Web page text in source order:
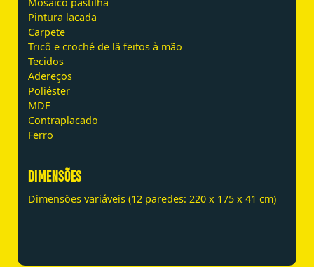
Pintura lacada
Carpete
Tricô e croché de lã feitos à mão
Tecidos
Adereços
Poliéster
MDF
Contraplacado
Ferro
DIMENSÕES
Dimensões variáveis (12 paredes: 220 x 175 x 41 cm)